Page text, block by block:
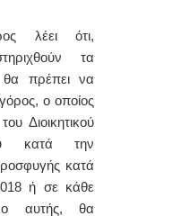
λέει ότι,
τα
πρέπει να
ο οποίος
τουΔιοικητικού
κατά την
κατά
ή σε κάθε
αυτής, θα